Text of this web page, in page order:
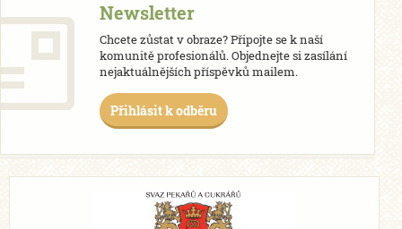
Newsletter
Chcete zůstat v obraze? Připojte se k naší
komunitě profesionálů. Objednejte si zasílání
nejaktuálnějších příspěvků mailem.
Přihlásit k odběru